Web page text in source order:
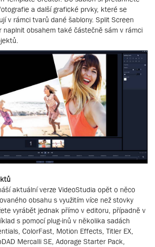
a další grafické prvky, které se
v rámci tvarů dané šablony. Split Screen
naplnit obsahem také částečně sám v rámci
aktuální verze VideoStudia opět o něco
obsahu s využitím více než stovky
vyrábět jednak přímo v editoru, případně v
s pomocí plug-inů v několika sadách
ColorFast, Motion Effects, Titler EX,
Mercalli SE, Adorage Starter Pack,